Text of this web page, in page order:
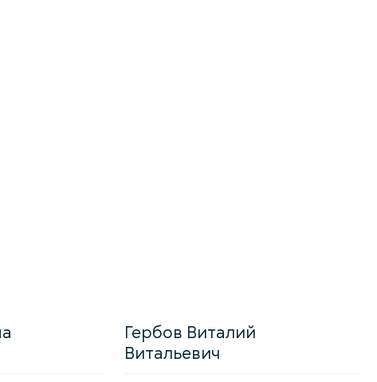
Гербов Виталий
Витальевич